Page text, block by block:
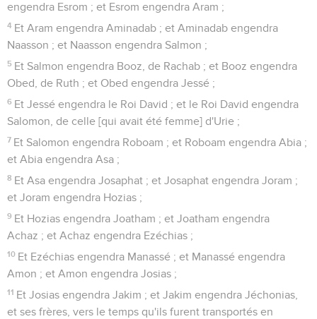
engendra Esrom ; et Esrom engendra Aram ;
4 Et Aram engendra Aminadab ; et Aminadab engendra
Naasson ; et Naasson engendra Salmon ;
5 Et Salmon engendra Booz, de Rachab ; et Booz engendra
Obed, de Ruth ; et Obed engendra Jessé ;
6 Et Jessé engendra le Roi David ; et le Roi David engendra
Salomon, de celle [qui avait été femme] d'Urie ;
7 Et Salomon engendra Roboam ; et Roboam engendra Abia ;
et Abia engendra Asa ;
8 Et Asa engendra Josaphat ; et Josaphat engendra Joram ;
et Joram engendra Hozias ;
9 Et Hozias engendra Joatham ; et Joatham engendra
Achaz ; et Achaz engendra Ezéchias ;
10 Et Ezéchias engendra Manassé ; et Manassé engendra
Amon ; et Amon engendra Josias ;
11 Et Josias engendra Jakim ; et Jakim engendra Jéchonias,
et ses frères, vers le temps qu'ils furent transportés en